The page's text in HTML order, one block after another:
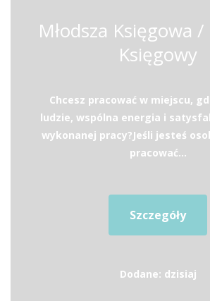
Młodsza Księgowa /
Księgowy
Chcesz pracować w miejscu,
ludzie, wspólna energia i
wykonanej pracy?Jeśli jesteś
pracować...
Szczegóły
Dodane: dzisiaj